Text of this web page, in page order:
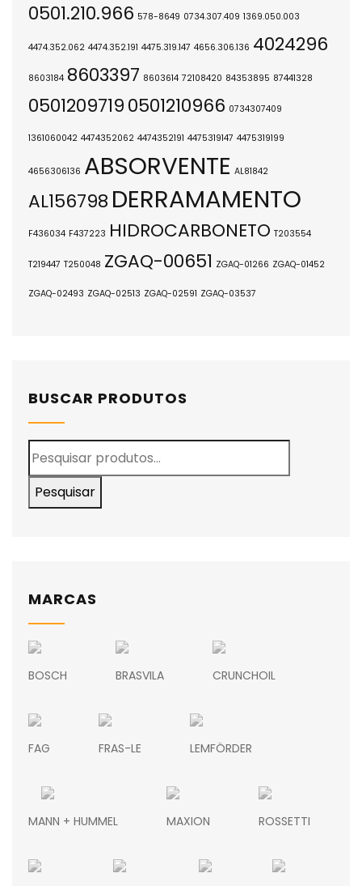
0501.210.966 578-8649 0734.307.409 1369.050.003
4474.352.062 4474.352.191 4475.319.147 4656.306.136 4024296
8603184 8603397 8603614 72108420 84353895 87441328
05012097190501210966 0734307409
1361060042 4474352062 4474352191 4475319147 4475319199
4656306136 ABSORVENTE AL81842
AL156798 DERRAMAMENTO
F436034 F437223 HIDROCARBONETO T203554
T219447 T250048 ZGAQ-00651 ZGAQ-01266 ZGAQ-01452
ZGAQ-02493 ZGAQ-02513 ZGAQ-02591 ZGAQ-03537
BUSCAR PRODUTOS
Pesquisar
MARCAS
BOSCH BRASVILA CRUNCHOIL
FAG FRAS-LE LEMFÖRDER
MANN + HUMMEL MAXION ROSSETTI